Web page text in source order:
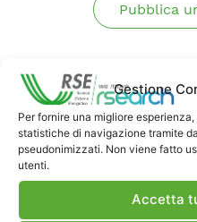
Gestione
Per fornire una migliore
statistiche di navigazione tramite
pseudonimizzati. Non viene fatto
utenti.
Accetta
Pubblica